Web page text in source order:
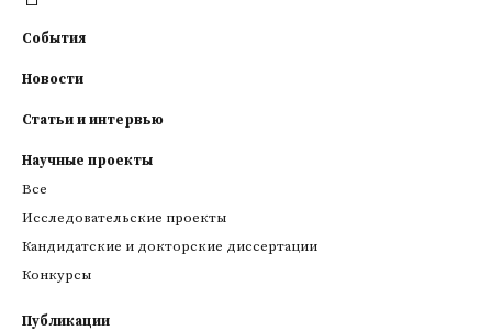
События
Новости
Статьи и интервью
Научные проекты
Все
Исследовательские проекты
Кандидатские и докторские диссертации
Конкурсы
Публикации